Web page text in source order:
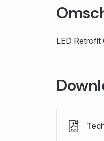
LED Retrofit